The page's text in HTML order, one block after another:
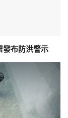
發布防洪警示